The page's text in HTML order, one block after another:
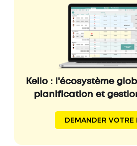
Kelio : l'écosystème
planification et
DEMANDER VOTRE